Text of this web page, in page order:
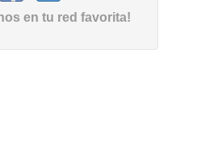
en tu red favorita!